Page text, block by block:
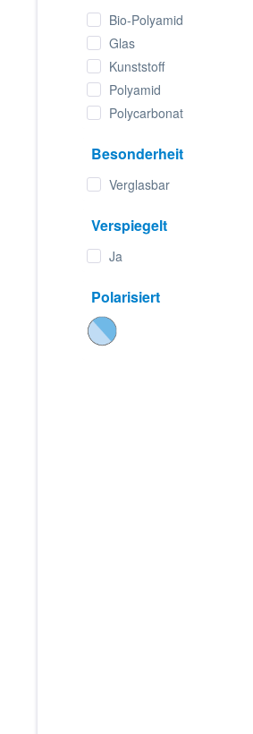
Bio-Polyamid
Glas
Kunststoff
Polyamid
Polycarbonat
Besonderheit
Verglasbar
Verspiegelt
Ja
Polarisiert